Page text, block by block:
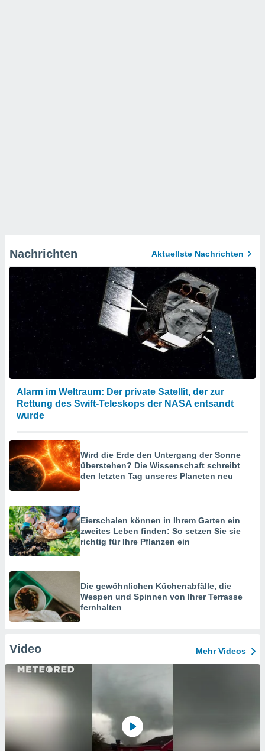
Nachrichten Aktuellste Nachrichten
Alarm im Weltraum: Der private Satellit, der zur
Rettung des Swift-Teleskops der NASA entsandt
wurde
Wird die Erde den Untergang der Sonne
überstehen? Die Wissenschaft schreibt
den letzten Tag unseres Planeten neu
Eierschalen können in Ihrem Garten ein
zweites Leben finden: So setzen Sie sie
richtig für Ihre Pflanzen ein
Die gewöhnlichen Küchenabfälle, die
Wespen und Spinnen von Ihrer Terrasse
fernhalten
Video Mehr Videos